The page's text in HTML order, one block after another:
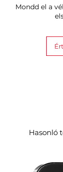
Mondd el a
Hasonló